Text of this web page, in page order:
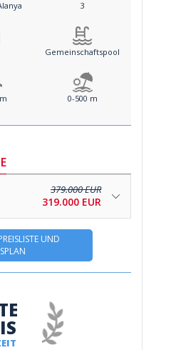
3
Gemeinschaftspool
0-500 m
379.000 EUR
319.000 EUR
UND